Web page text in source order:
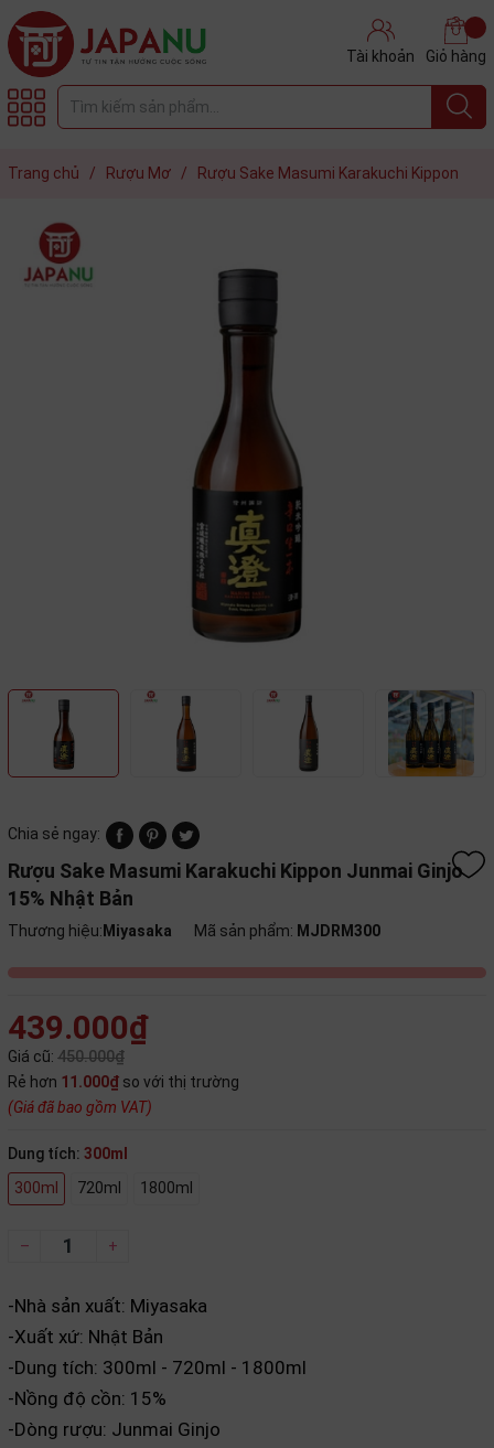
Tài khoản Giỏ hàng
Trang chủ / Rượu Mơ /
Rượu Sake Masumi Karakuchi Kippon
Chia sẻ ngay:
Rượu Sake Masumi Karakuchi Kippon Junmai Ginjo
15% Nhật Bản
Thương hiệu: Miyasaka Mã sản phẩm: MJDRM300
439.000₫
Giá cũ: 450.000₫
Rẻ hơn 11.000₫ so với thị trường
(Giá đã bao gồm VAT)
Dung tích: 300ml
300ml
720ml 1800ml
– +
-Nhà sản xuất: Miyasaka
-Xuất xứ: Nhật Bản
-Dung tích: 300ml - 720ml - 1800ml
-Nồng độ cồn: 15%
-Dòng rượu: Junmai Ginjo